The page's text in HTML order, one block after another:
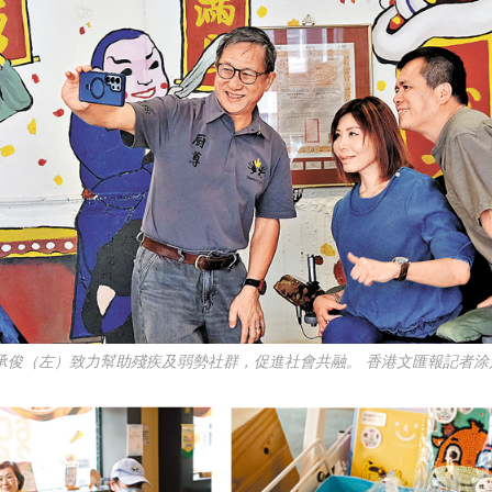
俊（左）致力幫助殘疾及弱勢社群，促進社會共融。 香港文匯報記者涂